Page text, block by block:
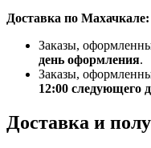
Доставка по Махачкале:
Заказы,
день оформления.
Заказы,
12:00 следующего
Доставка и